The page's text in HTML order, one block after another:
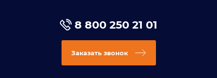
8 800 250 21 01
Заказать звонок